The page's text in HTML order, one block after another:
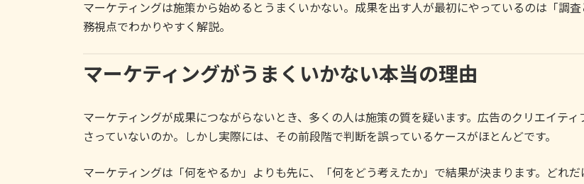
マーケティングは施策から始めるとうまくいかない。成果を出す人が最初にやっているのは「調
務視点でわかりやすく解説。
マーケティングがうまくいかない本当の理由
マーケティングが成果につながらないとき、多くの人は施策の質を疑います。広告のクリエイテ
さっていないのか。しかし実際には、その前段階で判断を誤っているケースがほとんどです。
マーケティングは「何をやるか」よりも先に、「何をどう考えたか」で結果が決まります。どれ